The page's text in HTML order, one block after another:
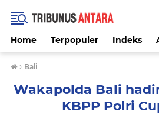
Home Terpopuler Indeks
› Bali
Wakapolda Bali
KBPP Polri